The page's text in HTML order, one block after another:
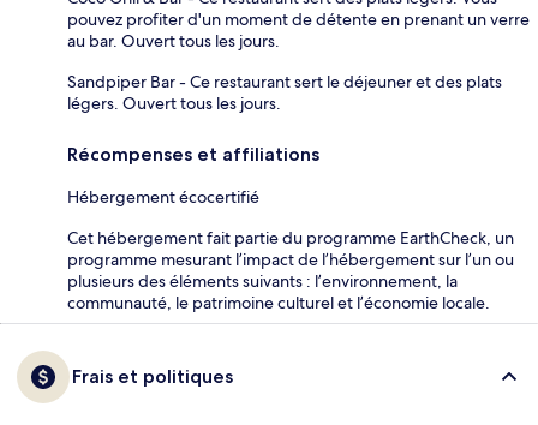
pouvez profiter d'un moment de détente en prenant un verre
au bar. Ouvert tous les jours.
Sandpiper Bar - Ce restaurant sert le déjeuner et des plats
légers. Ouvert tous les jours.
Récompenses et affiliations
Hébergement écocertifié
Cet hébergement fait partie du programme EarthCheck, un
programme mesurant l’impact de l’hébergement sur l’un ou
plusieurs des éléments suivants : l’environnement, la
communauté, le patrimoine culturel et l’économie locale.
Frais et politiques